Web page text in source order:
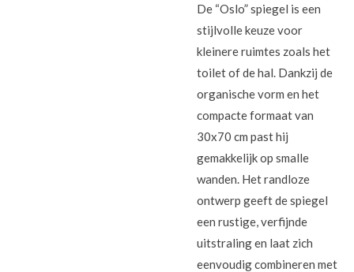
De “Oslo” spiegel is een
stijlvolle keuze voor
kleinere ruimtes zoals het
toilet of de hal. Dankzij de
organische vorm en het
compacte formaat van
30x70 cm past hij
gemakkelijk op smalle
wanden. Het randloze
ontwerp geeft de spiegel
een rustige, verfijnde
uitstraling en laat zich
eenvoudig combineren met